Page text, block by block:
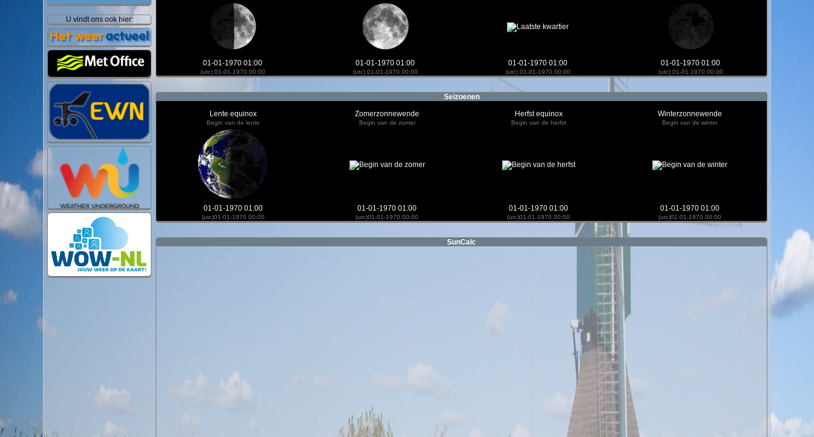
U vindt ons ook hier:
01-01-1970 01:00
(utc) 01-01-1970 00:00
01-01-1970 01:00
(utc) 01-01-1970 00:00
01-01-1970 01:00
(utc) 01-01-1970 00:00
01-01-1970 01:00
(utc) 01-01-1970 00:00
Seizoenen
Lente equinox
Begin van de lente
Zomerzonnewende
Begin van de zomer
Herfst equinox
Begin van de herfst
Winterzonnewende
Begin van de winter
01-01-1970 01:00
(utc)01-01-1970 00:00
01-01-1970 01:00
(utc)01-01-1970 00:00
01-01-1970 01:00
(utc)01-01-1970 00:00
01-01-1970 01:00
(utc)01-01-1970 00:00
SunCalc